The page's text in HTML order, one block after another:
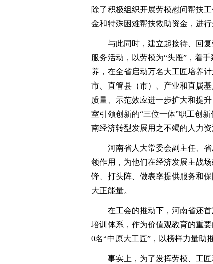
除了积极组织开展劳模慰问帮扶
金和特殊困难帮扶救助资金，进行
与此同时，建立起接待、回复
服务活动，以劳模为“头雁”，着
养，在全省启动万名大工匠培养
市、直管县（市）、产业和直属
质量、示范效应进一步扩大和提
室引领创新的“三位一体”职工创
南经济转型发展用之不竭的人力资
河南省人大常委会副主任、省
领作用，为他们在经济发展主战
锋、打头阵、做表率提供服务和
大正能量。
在工会的推动下，河南省还首
培训体系，作为价值观教育的重
0名“中原大工匠”，以榜样力量助
事实上，为了发挥劳模、工匠